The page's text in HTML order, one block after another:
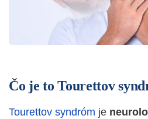
Čo je to Tourettov
Tourettov syndróm je